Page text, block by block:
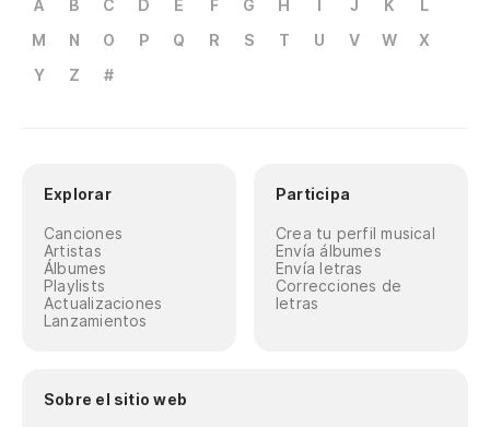
A B C D E F G H I J K
L
M
N O P Q R S T U V W
X
Y
Z #
Explorar
Canciones
Artistas
Álbumes
Playlists
Actualizaciones
Lanzamientos
Participa
Crea tu perfil musical
Envía álbumes
Envía letras
Correcciones de
letras
Sobre el sitio web